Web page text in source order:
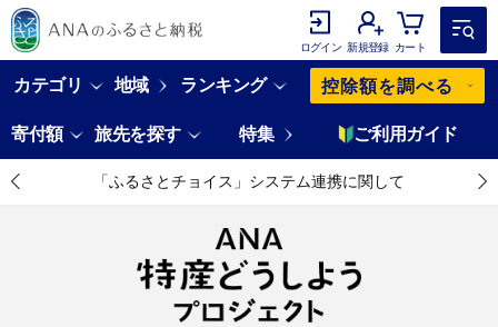
ログイン 新規登録 カート
カテゴリ 地域 ランキング 控除額を調べる
寄付額 旅先を探す 特集 ご利用ガイド
「ふるさとチョイス」システム連携に関して